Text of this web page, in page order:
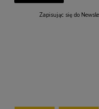
Zapisując się do